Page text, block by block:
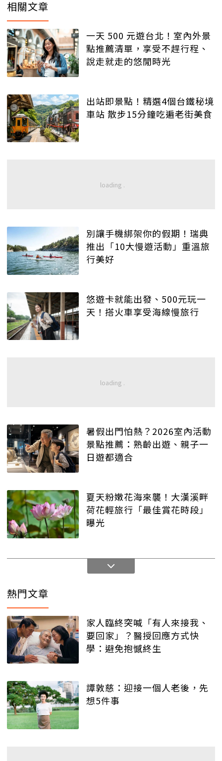
相關文章
一天 500 元遊台北！室內外景
點推薦清單，享受不趕行程、
說走就走的悠閒時光
出站即景點！精選4個台鐵秘境
車站 散步15分鐘吃遍老街美食
別讓手機綁架你的假期！瑞典
推出「10大慢遊活動」重溫旅
行美好
悠遊卡就能出發、500元玩一
天！搭火車享受海線慢旅行
暑假出門怕熱？2026室內活動
景點推薦：熟齡出遊、親子一
日遊都適合
夏天粉嫩花海來襲！大漢溪畔
荷花輕旅行「最佳賞花時段」
曝光
熱門文章
家人臨終突喊「有人來接我、
要回家」？醫授回應方式快
學：避免抱憾終生
譚敦慈：迎接一個人老後，先
想5件事